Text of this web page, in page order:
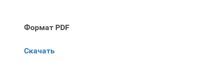
Формат PDF
Скачать